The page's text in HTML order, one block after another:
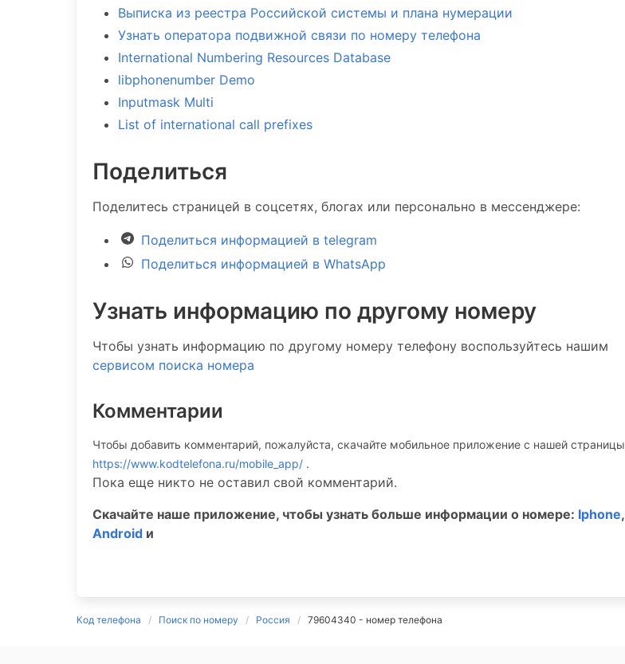
Выписка из реестра Российской системы и плана нумерации
Узнать оператора подвижной связи по номеру телефона
International Numbering Resources Database
libphonenumber Demo
Inputmask Multi
List of international call prefixes
Поделиться
Поделитесь страницей в соцсетях, блогах или персонально в мессенджере:
Поделиться информацией в telegram
Поделиться информацией в WhatsApp
Узнать информацию по другому номеру
Чтобы узнать информацию по другому номеру телефону воспользуйтесь нашим
сервисом поиска номера
Комментарии
Чтобы добавить комментарий, пожалуйста, скачайте мобильное приложение c нашей страницы
https://www.kodtelefona.ru/mobile_app/ .
Пока еще никто не оставил свой комментарий.
Скачайте наше приложение, чтобы узнать больше информации о номере: Iphone,
Android и
Код телефона Поиск по номеру Россия 79604340 - номер телефона